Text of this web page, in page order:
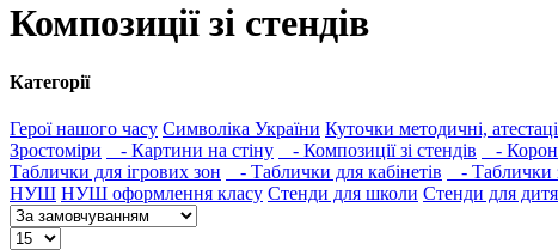
Композиції зі стендів
Категорії
Герої нашого часу Символіка України Куточки методичні,
Зростоміри
- Картини на стіну - Композиції зі стендів -
Таблички для ігрових зон
- Таблички для кабінетів - Таблички
НУШ НУШ оформлення класу Стенди для школи Стенди для